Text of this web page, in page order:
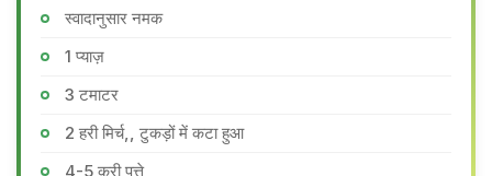
स्वादानुसार नमक
1 प्याज़
3 टमाटर
2 हरी मिर्च,, टुकड़ों में कटा हुआ
4-5 करी पत्ते